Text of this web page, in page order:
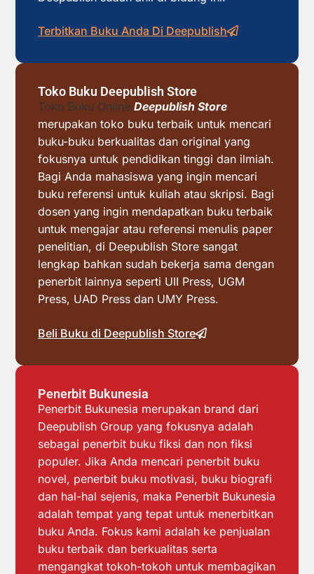
Terbitkan Buku Anda Di Deepublish
Toko Buku Deepublish Store
Toko Buku Online Deepublish Store
merupakan toko buku terbaik untuk mencari
buku-buku berkualitas dan original yang
fokusnya untuk pendidikan tinggi dan ilmiah.
Bagi Anda mahasiswa yang ingin mencari
buku referensi untuk kuliah atau skripsi. Bagi
dosen yang ingin mendapatkan buku terbaik
untuk mengajar atau referensi menulis paper
penelitian, di Deepublish Store sangat
lengkap bahkan sudah bekerja sama dengan
penerbit lainnya seperti UII Press, UGM
Press, UAD Press dan UMY Press.
Beli Buku di Deepublish Store
Penerbit Bukunesia
Penerbit Bukunesia merupakan brand dari
Deepublish Group yang fokusnya adalah
sebagai penerbit buku fiksi dan non fiksi
populer. Jika Anda mencari penerbit buku
novel, penerbit buku motivasi, buku biografi
dan hal-hal sejenis, maka Penerbit Bukunesia
adalah tempat yang tepat untuk menerbitkan
buku Anda. Fokus kami adalah ke penjualan
buku terbaik dan berkualitas serta
mengangkat tokoh-tokoh untuk membagikan